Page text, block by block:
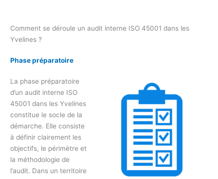
Comment se déroule un audit interne ISO 45001 dans les
Yvelines ?
Phase préparatoire
La phase préparatoire
d’un audit interne ISO
45001 dans les Yvelines
constitue le socle de la
démarche. Elle consiste
à définir clairement les
objectifs, le périmètre et
la méthodologie de
l’audit. Dans un territoire